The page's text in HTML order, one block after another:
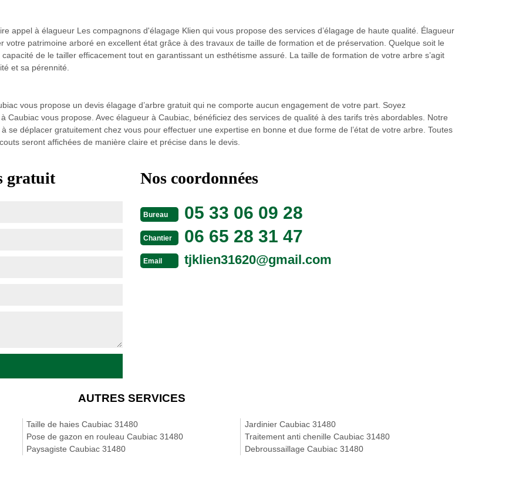
appel à élagueur Les compagnons d'élagage Klien qui vous propose des services d’élagage de haute qualité. Élagueur
votre patrimoine arboré en excellent état grâce à des travaux de taille de formation et de préservation. Quelque soit le
de le tailler efficacement tout en garantissant un esthétisme assuré. La taille de formation de votre arbre s’agit
et sa pérennité.
vous propose un devis élagage d’arbre gratuit qui ne comporte aucun engagement de votre part. Soyez
Caubiac vous propose. Avec élagueur à Caubiac, bénéficiez des services de qualité à des tarifs très abordables. Notre
se déplacer gratuitement chez vous pour effectuer une expertise en bonne et due forme de l’état de votre arbre. Toutes
seront affichées de manière claire et précise dans le devis.
gratuit Nos coordonnées
Bureau 05 33 06 09 28
Chantier 06 65 28 31 47
Email tjklien31620@gmail.com
AUTRES SERVICES
Taille de haies Caubiac 31480
Pose de gazon en rouleau Caubiac 31480
Paysagiste Caubiac 31480
Jardinier Caubiac 31480
Traitement anti chenille Caubiac 31480
Debroussaillage Caubiac 31480